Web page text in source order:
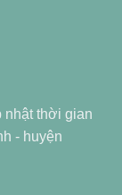
nhật thời gian
- huyện